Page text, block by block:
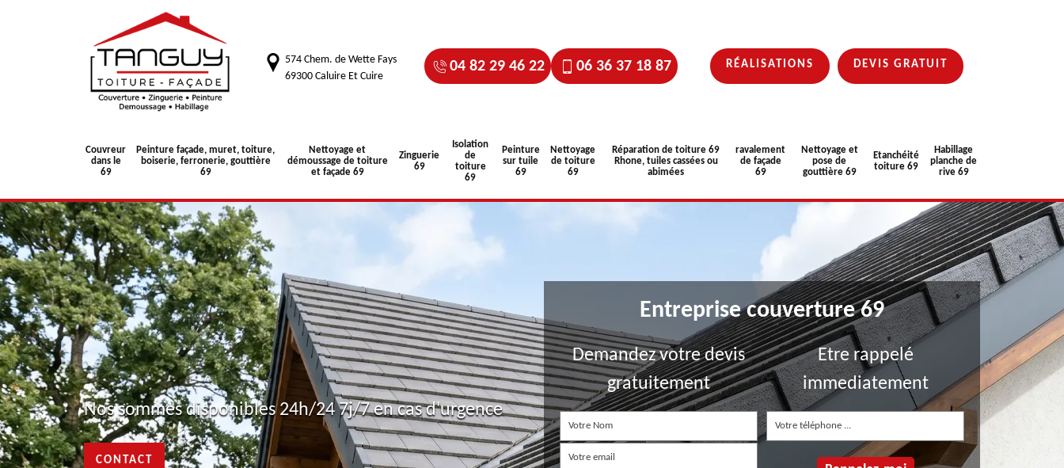
574 Chem. de Wette Fays
69300 Caluire Et Cuire
04 82 29 46 22 06 36 37 18 87 RÉALISATIONS DEVIS GRATUIT
Couvreur
dans le
69
Peinture façade, muret, toiture,
boiserie, ferronerie, gouttière
69
Nettoyage et
démoussage de toiture
et façade 69
Zinguerie
69
Isolation
de
toiture
69
Peinture
sur tuile
69
Nettoyage
de toiture
69
Réparation de toiture 69
Rhone, tuiles cassées ou
abimées
ravalement
de façade
69
Nettoyage et
pose de
gouttière 69
Etanchéité
toiture 69
Habillage
planche de
rive 69
Nos sommes disponibles 24h/24 7j/7 en cas d'urgence
CONTACT
Entreprise couverture 69
Demandez votre devis
gratuitement
Etre rappelé
immediatement